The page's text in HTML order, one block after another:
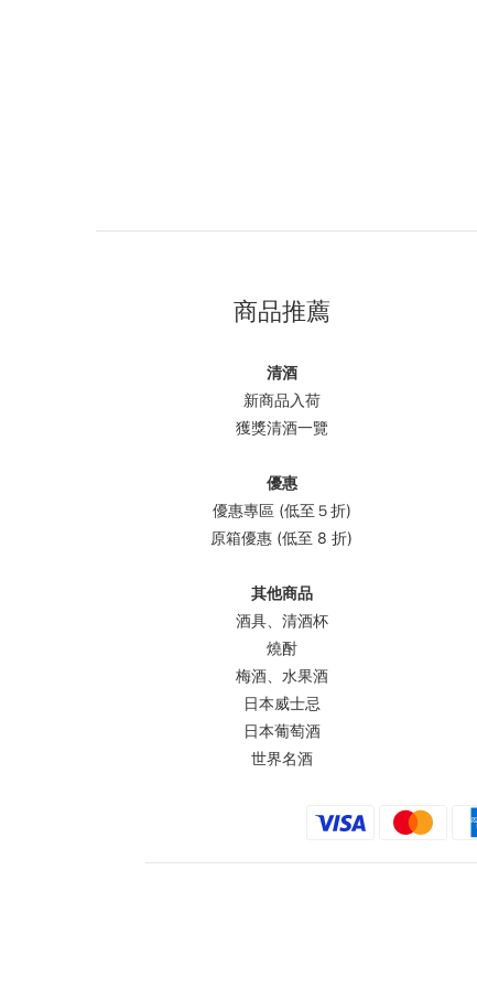
商品推薦
清酒
新商品入荷
獲獎清酒一覽
優惠
優惠專區 (低至５折)
原箱優惠 (低至 8 折)
其他商品
酒具、清酒杯
燒酎
梅酒、水果酒
日本威士忌
日本葡萄酒
世界名酒